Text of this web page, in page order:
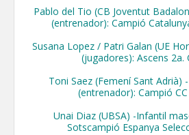
Pablo del Tio (CB Joventut
(entrenador): Campió
Susana Lopez / Patri Galan (UE
(jugadores): Ascens 2a.
Toni Saez (Femení Sant Adrià)
(entrenador): Campió
Unai Diaz (UBSA) -Infantil
Sotscampió Espanya